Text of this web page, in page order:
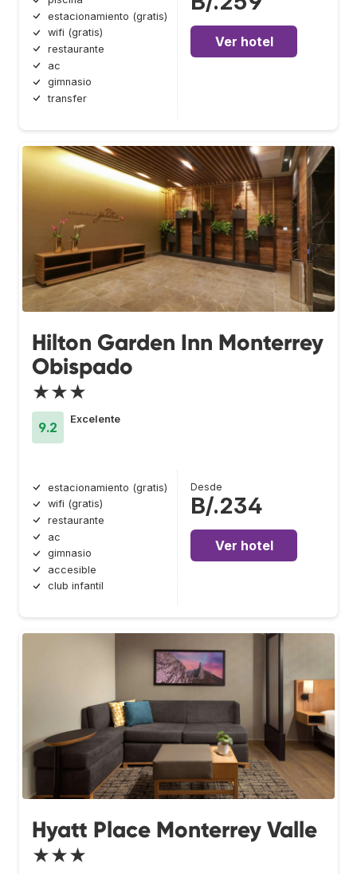
estacionamiento (gratis)
wifi (gratis)
restaurante
ac
gimnasio
transfer
Ver hotel
Hilton Garden Inn Monterrey
Obispado
★★★
9.2
Excelente
estacionamiento (gratis)
wifi (gratis)
restaurante
ac
gimnasio
accesible
club infantil
Desde
B/.234
Ver hotel
Hyatt Place Monterrey Valle
★★★